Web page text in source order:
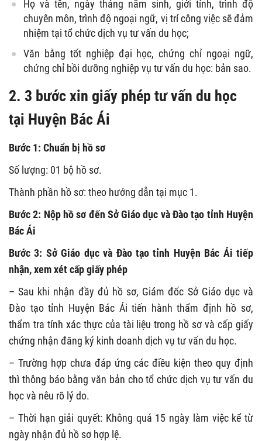
Họ và tên, ngày tháng năm sinh, giới tính, trình độ
chuyên môn, trình độ ngoại ngữ, vị trí công việc sẽ đảm
nhiệm tại tổ chức dịch vụ tư vấn du học;
Văn bằng tốt nghiệp đại học, chứng chỉ ngoại ngữ,
chứng chỉ bồi dưỡng nghiệp vụ tư vấn du học: bản sao.
2. 3 bước xin giấy phép tư vấn du học
tại Huyện Bác Ái
Bước 1: Chuẩn bị hồ sơ
Số lượng: 01 bộ hồ sơ.
Thành phần hồ sơ: theo hướng dẫn tại mục 1.
Bước 2: Nộp hồ sơ đến Sở Giáo dục và Đào tạo tỉnh Huyện
Bác Ái
Bước 3: Sở Giáo dục và Đào tạo tỉnh Huyện Bác Ái tiếp
nhận, xem xét cấp giấy phép
– Sau khi nhận đầy đủ hồ sơ, Giám đốc Sở Giáo dục và
Đào tạo tỉnh Huyện Bác Ái tiến hành thẩm định hồ sơ,
thẩm tra tính xác thực của tài liệu trong hồ sơ và cấp giấy
chứng nhận đăng ký kinh doanh dịch vụ tư vấn du học.
– Trường hợp chưa đáp ứng các điều kiện theo quy định
thì thông báo bằng văn bản cho tổ chức dịch vụ tư vấn du
học và nêu rõ lý do.
– Thời hạn giải quyết: Không quá 15 ngày làm việc kể từ
ngày nhận đủ hồ sơ hợp lệ.